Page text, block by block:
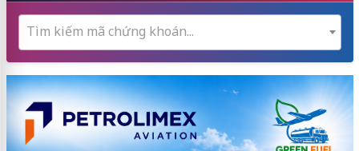
Tìm kiếm mã chứng khoán...